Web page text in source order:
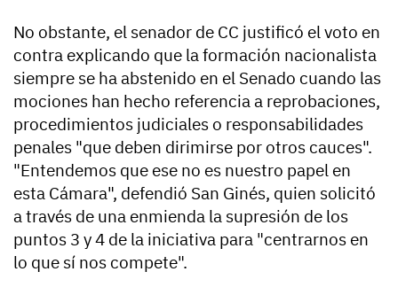
No obstante, el senador de CC justificó el voto en
contra explicando que la formación nacionalista
siempre se ha abstenido en el Senado cuando las
mociones han hecho referencia a reprobaciones,
procedimientos judiciales o responsabilidades
penales "que deben dirimirse por otros cauces".
"Entendemos que ese no es nuestro papel en
esta Cámara", defendió San Ginés, quien solicitó
a través de una enmienda la supresión de los
puntos 3 y 4 de la iniciativa para "centrarnos en
lo que sí nos compete".